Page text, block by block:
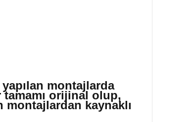
montajlarda
orijinal olup,
kaynaklı